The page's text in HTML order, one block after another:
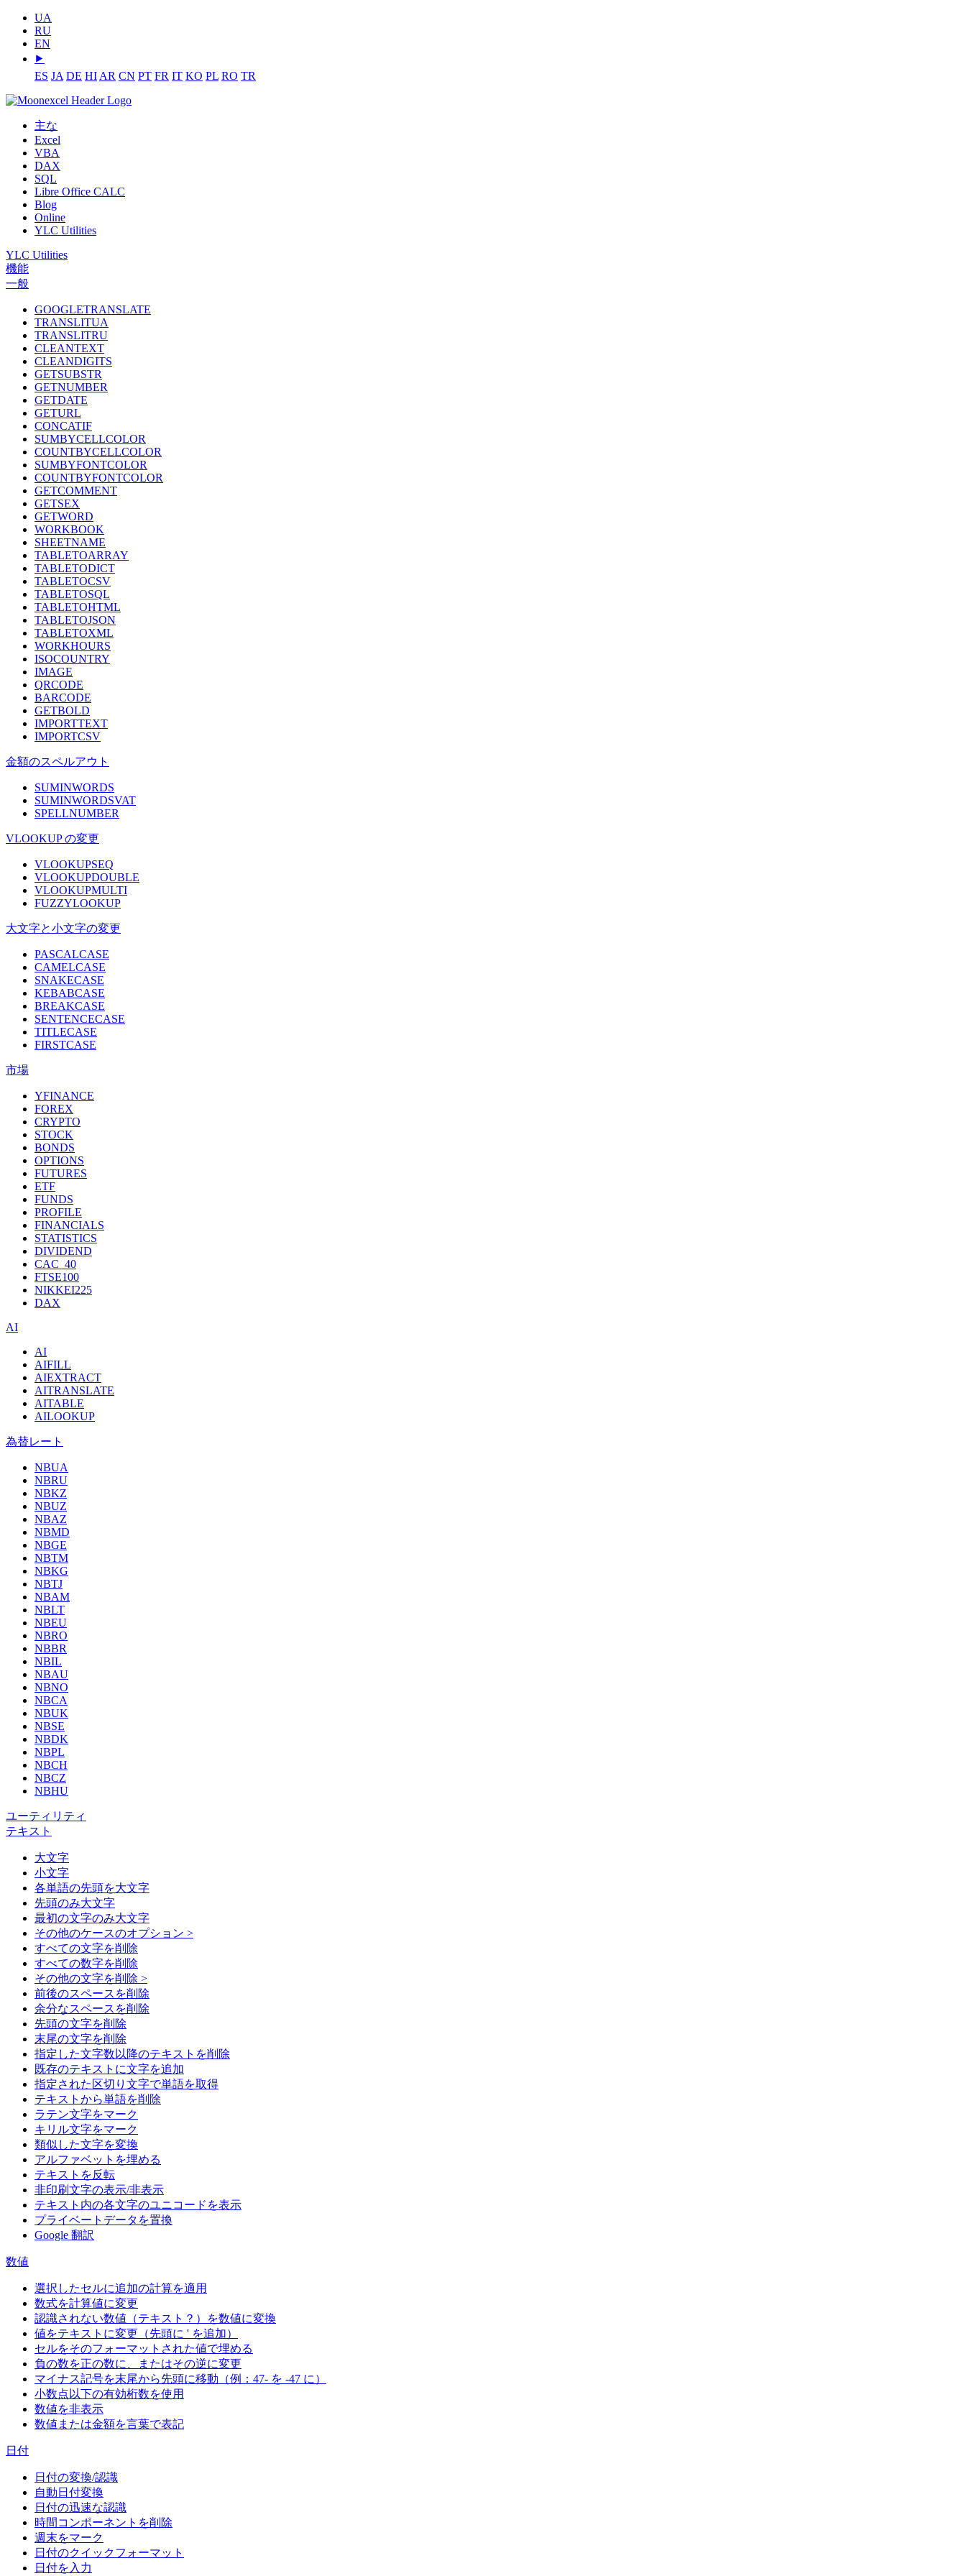
UA
RU
EN
⯈
ES JA DE HI AR CN PT FR IT KO PL RO TR
主な
Excel
VBA
DAX
SQL
Libre Office CALC
Blog
Online
YLC Utilities
YLC Utilities
機能
一般
GOOGLETRANSLATE
TRANSLITUA
TRANSLITRU
CLEANTEXT
CLEANDIGITS
GETSUBSTR
GETNUMBER
GETDATE
GETURL
CONCATIF
SUMBYCELLCOLOR
COUNTBYCELLCOLOR
SUMBYFONTCOLOR
COUNTBYFONTCOLOR
GETCOMMENT
GETSEX
GETWORD
WORKBOOK
SHEETNAME
TABLETOARRAY
TABLETODICT
TABLETOCSV
TABLETOSQL
TABLETOHTML
TABLETOJSON
TABLETOXML
WORKHOURS
ISOCOUNTRY
IMAGE
QRCODE
BARCODE
GETBOLD
IMPORTTEXT
IMPORTCSV
金額のスペルアウト
SUMINWORDS
SUMINWORDSVAT
SPELLNUMBER
VLOOKUP の変更
VLOOKUPSEQ
VLOOKUPDOUBLE
VLOOKUPMULTI
FUZZYLOOKUP
大文字と小文字の変更
PASCALCASE
CAMELCASE
SNAKECASE
KEBABCASE
BREAKCASE
SENTENCECASE
TITLECASE
FIRSTCASE
市場
YFINANCE
FOREX
CRYPTO
STOCK
BONDS
OPTIONS
FUTURES
ETF
FUNDS
PROFILE
FINANCIALS
STATISTICS
DIVIDEND
CAC_40
FTSE100
NIKKEI225
DAX
AI
AI
AIFILL
AIEXTRACT
AITRANSLATE
AITABLE
AILOOKUP
為替レート
NBUA
NBRU
NBKZ
NBUZ
NBAZ
NBMD
NBGE
NBTM
NBKG
NBTJ
NBAM
NBLT
NBEU
NBRO
NBBR
NBIL
NBAU
NBNO
NBCA
NBUK
NBSE
NBDK
NBPL
NBCH
NBCZ
NBHU
ユーティリティ
テキスト
大文字
小文字
各単語の先頭を大文字
先頭のみ大文字
最初の文字のみ大文字
その他のケースのオプション >
すべての文字を削除
すべての数字を削除
その他の文字を削除 >
前後のスペースを削除
余分なスペースを削除
先頭の文字を削除
末尾の文字を削除
指定した文字数以降のテキストを削除
既存のテキストに文字を追加
指定された区切り文字で単語を取得
テキストから単語を削除
ラテン文字をマーク
キリル文字をマーク
類似した文字を変換
アルファベットを埋める
テキストを反転
非印刷文字の表示/非表示
テキスト内の各文字のユニコードを表示
プライベートデータを置換
Google 翻訳
数値
選択したセルに追加の計算を適用
数式を計算値に変更
認識されない数値（テキスト？）を数値に変換
値をテキストに変更（先頭に ' を追加）
セルをそのフォーマットされた値で埋める
負の数を正の数に、またはその逆に変更
マイナス記号を末尾から先頭に移動（例：47- を -47 に）
小数点以下の有効桁数を使用
数値を非表示
数値または金額を言葉で表記
日付
日付の変換/認識
自動日付変換
日付の迅速な認識
時間コンポーネントを削除
週末をマーク
日付のクイックフォーマット
日付を入力